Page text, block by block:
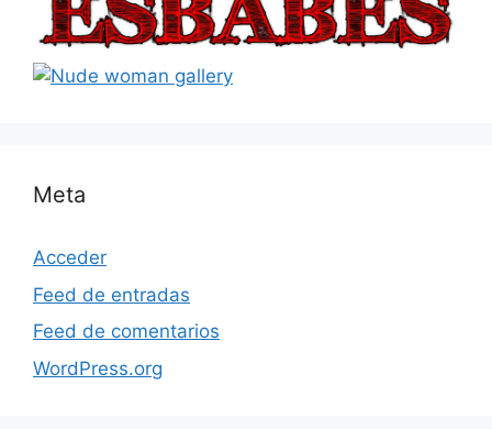
Meta
Acceder
Feed de entradas
Feed de comentarios
WordPress.org